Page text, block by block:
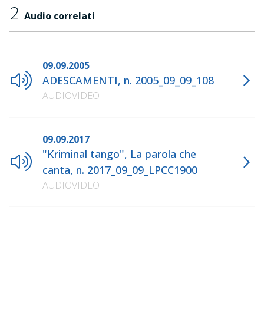
2 Audio correlati
09.09.2005
ADESCAMENTI, n. 2005_09_09_108
AUDIOVIDEO
09.09.2017
"Kriminal tango", La parola che
canta, n. 2017_09_09_LPCC1900
AUDIOVIDEO